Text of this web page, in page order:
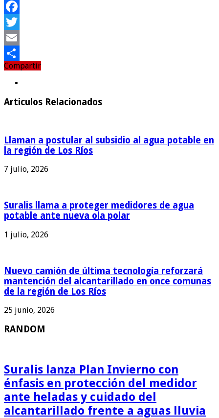
Facebook
Twitter
Email
Compartir
Compartir
Articulos Relacionados
Llaman a postular al subsidio al agua potable en
la región de Los Ríos
7 julio, 2026
Suralis llama a proteger medidores de agua
potable ante nueva ola polar
1 julio, 2026
Nuevo camión de última tecnología reforzará
mantención del alcantarillado en once comunas
de la región de Los Ríos
25 junio, 2026
RANDOM
Suralis lanza Plan Invierno con
énfasis en protección del medidor
ante heladas y cuidado del
alcantarillado frente a aguas lluvia